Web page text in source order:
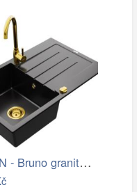
MEXEN - Bruno granitový dřez 1 s…